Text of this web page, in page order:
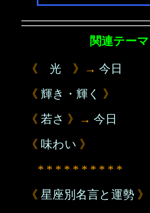
関連テーマ
《 光 》→ 今日
《 輝き・輝く
》
《 若さ 》→ 今日
《 味わい 》
* * * * * * * * * *
《 星座別名言と運勢 》